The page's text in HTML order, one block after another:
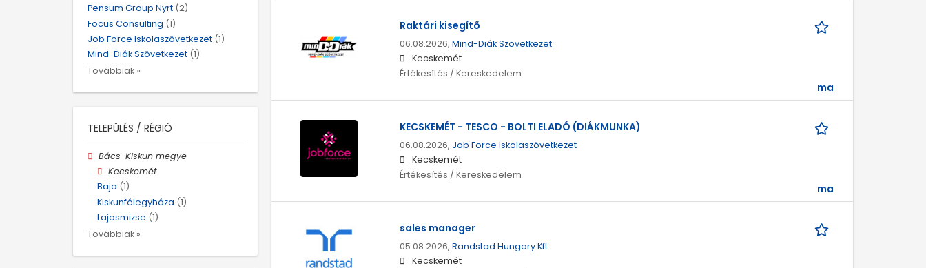
Raktári kisegítő
06.08.2026, Mind-Diák Szövetkezet
Kecskemét
Értékesítés / Kereskedelem
ma
KECSKEMÉT - TESCO - BOLTI ELADÓ (DIÁKMUNKA)
06.08.2026, Job Force Iskolaszövetkezet
Kecskemét
Értékesítés / Kereskedelem
ma
sales manager
05.08.2026, Randstad Hungary Kft.
Kecskemét
Pensum Group Nyrt (2)
Focus Consulting (1)
Job Force Iskolaszövetkezet (1)
Mind-Diák Szövetkezet (1)
Továbbiak »
TELEPÜLÉS / RÉGIÓ
Bács-Kiskun megye
Kecskemét
Baja (1)
Kiskunfélegyháza (1)
Lajosmizse (1)
Továbbiak »